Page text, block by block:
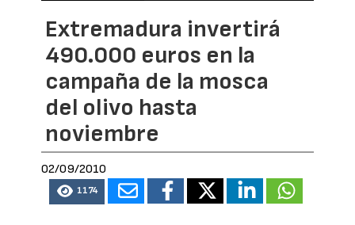
Extremadura invertirá
490.000 euros en la
campaña de la mosca
del olivo hasta
noviembre
02/09/2010
1174